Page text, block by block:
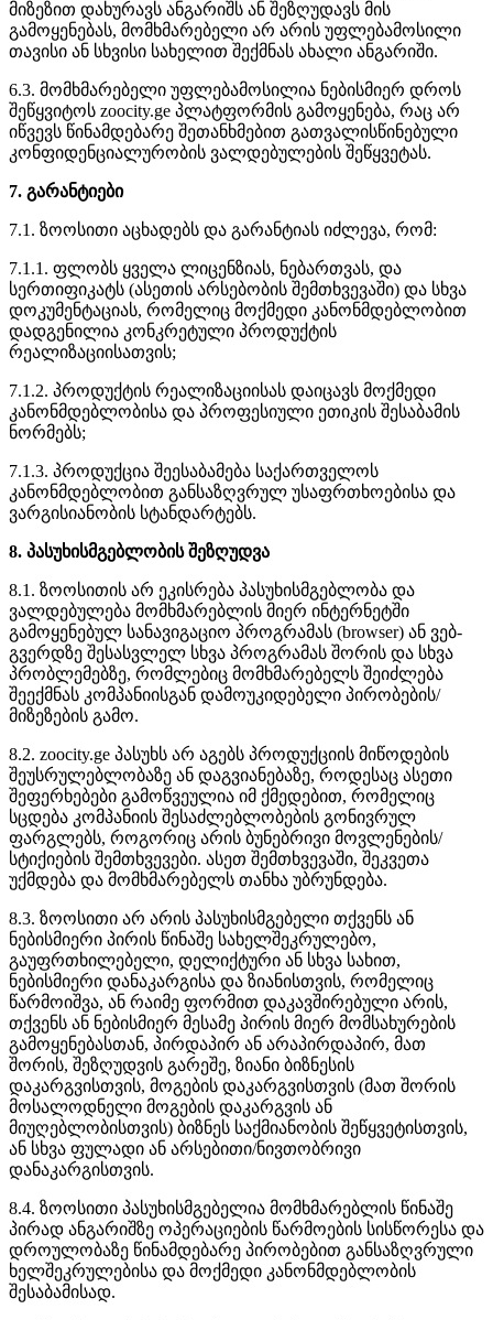
მიზეზით დახურავს ანგარიშს ან შეზღუდავს მის
გამოყენებას, მომხმარებელი არ არის უფლებამოსილი
თავისი ან სხვისი სახელით შექმნას ახალი ანგარიში.
6.3. მომხმარებელი უფლებამოსილია ნებისმიერ დროს
შეწყვიტოს zoocity.ge პლატფორმის გამოყენება, რაც არ
იწვევს წინამდებარე შეთანხმებით გათვალისწინებული
კონფიდენციალურობის ვალდებულების შეწყვეტას.
7. გარანტიები
7.1. ზოოსითი აცხადებს და გარანტიას იძლევა, რომ:
7.1.1. ფლობს ყველა ლიცენზიას, ნებართვას, და
სერთიფიკატს (ასეთის არსებობის შემთხვევაში) და სხვა
დოკუმენტაციას, რომელიც მოქმედი კანონმდებლობით
დადგენილია კონკრეტული პროდუქტის
რეალიზაციისათვის;
7.1.2. პროდუქტის რეალიზაციისას დაიცავს მოქმედი
კანონმდებლობისა და პროფესიული ეთიკის შესაბამის
ნორმებს;
7.1.3. პროდუქცია შეესაბამება საქართველოს
კანონმდებლობით განსაზღვრულ უსაფრთხოებისა და
ვარგისიანობის სტანდარტებს.
8. პასუხისმგებლობის შეზღუდვა
8.1. ზოოსითის არ ეკისრება პასუხისმგებლობა და
ვალდებულება მომხმარებლის მიერ ინტერნეტში
გამოყენებულ სანავიგაციო პროგრამას (browser) ან ვებ-
გვერდზე შესასვლელ სხვა პროგრამას შორის და სხვა
პრობლემებზე, რომლებიც მომხმარებელს შეიძლება
შეექმნას კომპანიისგან დამოუკიდებელი პირობების/
მიზეზების გამო.
8.2. zoocity.ge პასუხს არ აგებს პროდუქციის მიწოდების
შეუსრულებლობაზე ან დაგვიანებაზე, როდესაც ასეთი
შეფერხებები გამოწვეულია იმ ქმედებით, რომელიც
სცდება კომპანიის შესაძლებლობების გონივრულ
ფარგლებს, როგორიც არის ბუნებრივი მოვლენების/
სტიქიების შემთხვევები. ასეთ შემთხვევაში, შეკვეთა
უქმდება და მომხმარებელს თანხა უბრუნდება.
8.3. ზოოსითი არ არის პასუხისმგებელი თქვენს ან
ნებისმიერი პირის წინაშე სახელშეკრულებო,
გაუფრთხილებელი, დელიქტური ან სხვა სახით,
ნებისმიერი დანაკარგისა და ზიანისთვის, რომელიც
წარმოიშვა, ან რაიმე ფორმით დაკავშირებული არის,
თქვენს ან ნებისმიერ მესამე პირის მიერ მომსახურების
გამოყენებასთან, პირდაპირ ან არაპირდაპირ, მათ
შორის, შეზღუდვის გარეშე, ზიანი ბიზნესის
დაკარგვისთვის, მოგების დაკარგვისთვის (მათ შორის
მოსალოდნელი მოგების დაკარგვის ან
მიუღებლობისთვის) ბიზნეს საქმიანობის შეწყვეტისთვის,
ან სხვა ფულადი ან არსებითი/ნივთობრივი
დანაკარგისთვის.
8.4. ზოოსითი პასუხისმგებელია მომხმარებლის წინაშე
პირად ანგარიშზე ოპერაციების წარმოების სისწორესა და
დროულობაზე წინამდებარე პირობებით განსაზღვრული
ხელშეკრულებისა და მოქმედი კანონმდებლობის
შესაბამისად.